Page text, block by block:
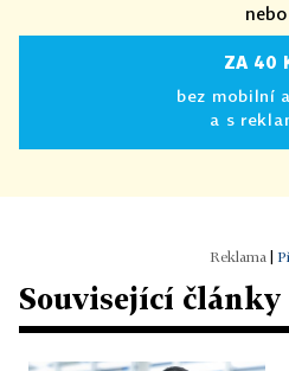
nebo
ZA 40
bez mobilní
a s
|
Související články